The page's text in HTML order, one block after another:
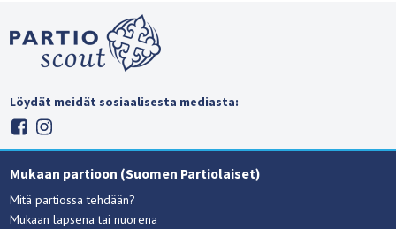
Löydät meidät sosiaalisesta mediasta:
Mukaan partioon (Suomen Partiolaiset)
Mitä partiossa tehdään?
Mukaan lapsena tai nuorena